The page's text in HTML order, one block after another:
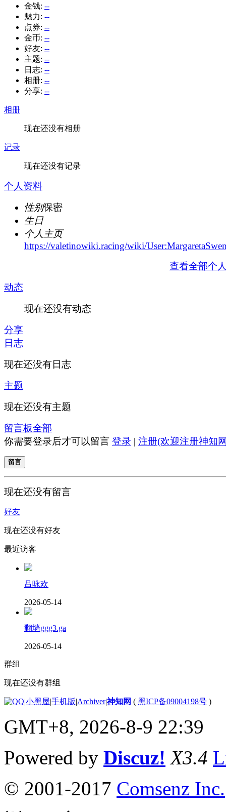
金钱: --
魅力: --
点券: --
金币: --
好友: --
主题: --
日志: --
相册: --
分享: --
相册
现在还没有相册
记录
现在还没有记录
个人资料
性别保密
生日
个人主页
https://valetinowiki.racing/wiki/
查看全部个
动态
现在还没有动态
分享
日志
现在还没有日志
主题
现在还没有主题
留言板全部
你需要登录后才可以留言 登录 | 注册(欢迎注册神知
留言
现在还没有留言
好友
现在还没有好友
最近访客
吕咏欢
2026-05-14
翻墙ggg3.ga
2026-05-14
群组
现在还没有群组
|小黑屋|手机版|Archiver|神知网 ( 黑ICP备09004198号 )
GMT+8, 2026-8-9 22:39
Powered by Discuz! X3.4
© 2001-2017 Comsenz Inc.